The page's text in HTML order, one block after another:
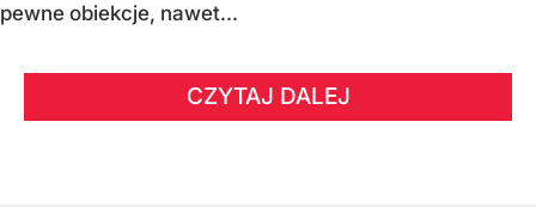
pewne obiekcje, nawet...
CZYTAJ DALEJ